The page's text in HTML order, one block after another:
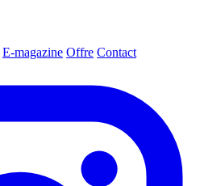
E-magazine Offre Contact